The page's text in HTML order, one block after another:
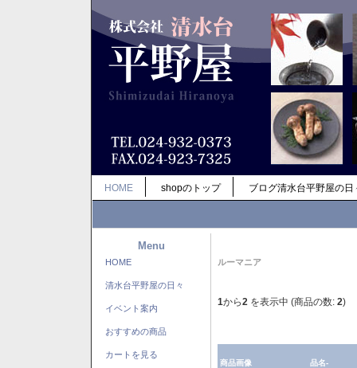
HOME shopのトップ ブログ清水台平野屋の日
Menu
HOME
清水台平野屋の日々
イベント案内
おすすめの商品
カートを見る
ルーマニア
1から2 を表示中 (商品の数: 2)
商品画像 品名-